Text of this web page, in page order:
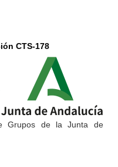
CTS-178
Grupos de la Junta de